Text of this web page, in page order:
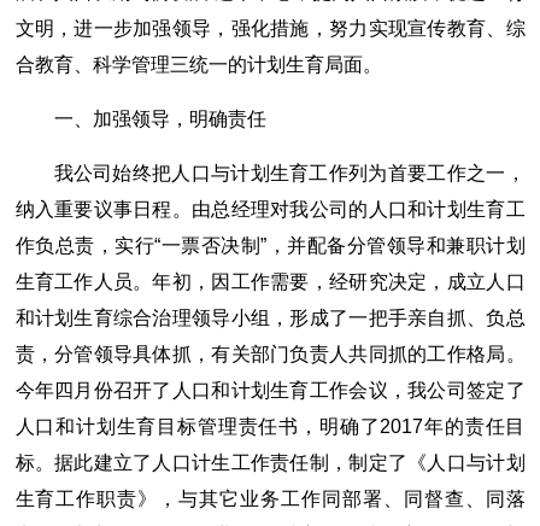
文明，进一步加强领导，强化措施，努力实现宣传教育、综
合教育、科学管理三统一的计划生育局面。
一、加强领导，明确责任
我公司始终把人口与计划生育工作列为首要工作之一，
纳入重要议事日程。由总经理对我公司的人口和计划生育工
作负总责，实行“一票否决制”，并配备分管领导和兼职计划
生育工作人员。年初，因工作需要，经研究决定，成立人口
和计划生育综合治理领导小组，形成了一把手亲自抓、负总
责，分管领导具体抓，有关部门负责人共同抓的工作格局。
今年四月份召开了人口和计划生育工作会议，我公司签定了
人口和计划生育目标管理责任书，明确了2017年的责任目
标。据此建立了人口计生工作责任制，制定了《人口与计划
生育工作职责》，与其它业务工作同部署、同督查、同落